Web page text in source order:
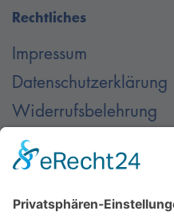
Rechtliches
Impressum
Datenschutzerklärung
Widerrufsbelehrung
AGB
Kontakt